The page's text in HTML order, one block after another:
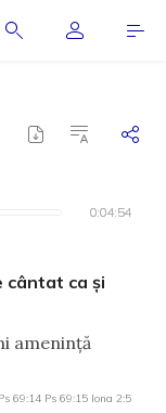
0:04:54
0:04:54
cântat ca şi
ameninţă
Ps 69:14 Ps 69:15 Iona 2:5